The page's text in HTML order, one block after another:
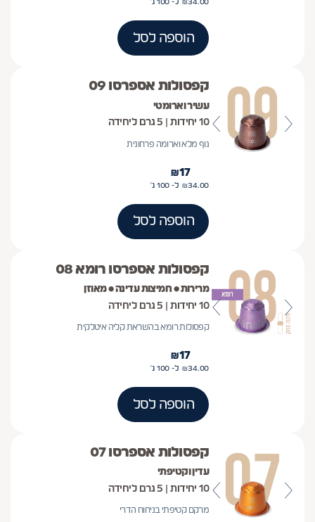
34.00
₪ ל- 100 ג'
הוספה לסל
קפסולות אספרסו 09
עשיר וארומטי
10 יחידות | 5 גרם ליחידה
גוף מלא וארומה פרחונית
17
₪
34.00
₪ ל- 100 ג'
הוספה לסל
קפסולות אספרסו רומא 08
מרירות • חמיצות עדינה • מאוזן
10 יחידות | 5 גרם ליחידה
קפסולות רומא בהשראת קליה איטלקית
17
₪
34.00
₪ ל- 100 ג'
הוספה לסל
קפסולות אספרסו 07
עדין וקטיפתי
10 יחידות | 5 גרם ליחידה
מרקם קטיפתי בניחוח הדרי